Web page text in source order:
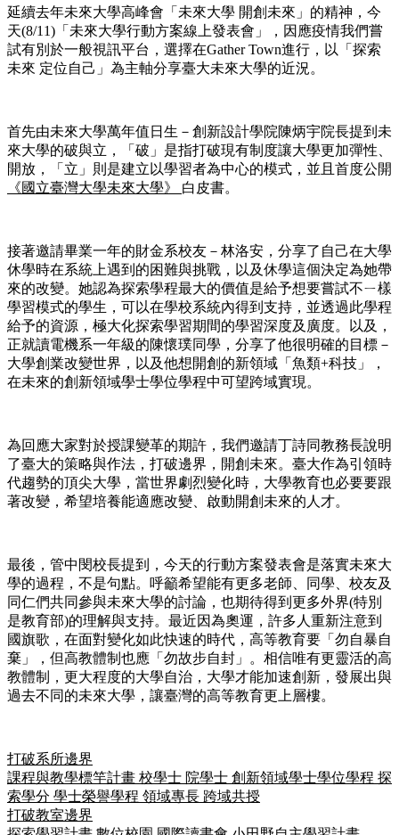
延續去年未來大學高峰會「未來大學 開創未來」的精神，今
天(8/11)「未來大學行動方案線上發表會」，因應疫情我們嘗
試有別於一般視訊平台，選擇在Gather Town進行，以「探索
未來 定位自己」為主軸分享臺大未來大學的近況。
首先由未來大學萬年值日生－創新設計學院陳炳宇院長提到未
來大學的破與立，「破」是指打破現有制度讓大學更加彈性、
開放，「立」則是建立以學習者為中心的模式，並且首度公開
《國立臺灣大學未來大學》 白皮書。
接著邀請畢業一年的財金系校友－林洛安，分享了自己在大學
休學時在系統上遇到的困難與挑戰，以及休學這個決定為她帶
來的改變。她認為探索學程最大的價值是給予想要嘗試不ㄧ樣
學習模式的學生，可以在學校系統內得到支持，並透過此學程
給予的資源，極大化探索學習期間的學習深度及廣度。以及，
正就讀電機系一年級的陳懷璞同學，分享了他很明確的目標－
大學創業改變世界，以及他想開創的新領域「魚類+科技」，
在未來的創新領域學士學位學程中可望跨域實現。
為回應大家對於授課變革的期許，我們邀請丁詩同教務長說明
了臺大的策略與作法，打破邊界，開創未來。臺大作為引領時
代趨勢的頂尖大學，當世界劇烈變化時，大學教育也必要要跟
著改變，希望培養能適應改變、啟動開創未來的人才。
最後，管中閔校長提到，今天的行動方案發表會是落實未來大
學的過程，不是句點。呼籲希望能有更多老師、同學、校友及
同仁們共同參與未來大學的討論，也期待得到更多外界(特別
是教育部)的理解與支持。最近因為奧運，許多人重新注意到
國旗歌，在面對變化如此快速的時代，高等教育要「勿自暴自
棄」，但高教體制也應「勿故步自封」。相信唯有更靈活的高
教體制，更大程度的大學自治，大學才能加速創新，發展出與
過去不同的未來大學，讓臺灣的高等教育更上層樓。
打破系所邊界
課程與教學標竿計畫 校學士 院學士 創新領域學士學位學程 探
索學分 學士榮譽學程 領域專長 跨域共授
打破教室邊界